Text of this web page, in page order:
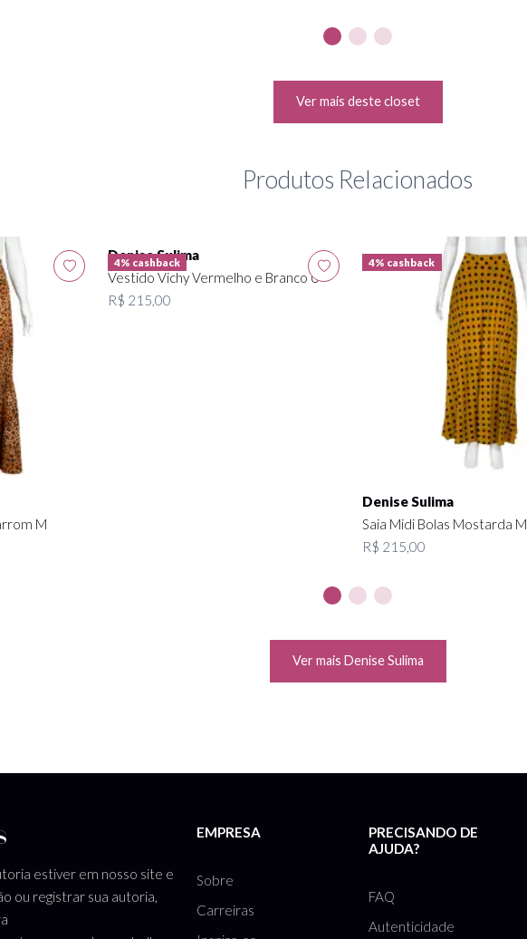
Ver mais deste closet
Produtos Relacionados
M
4% cashback
Denise Sulima
Vestido Vichy Vermelho e Branco U
R$ 215,00
4% cashback
Denise Sulima
Saia Midi Bolas Mostarda M
R$ 215,00
Ver mais Denise Sulima
estiver em nosso site e
ou registrar sua autoria,
EMPRESA
Sobre
Carreiras
PRECISANDO DE
AJUDA?
FAQ
Autenticidade